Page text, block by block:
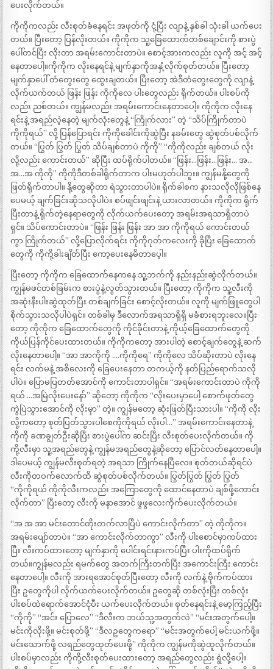
ပေးလိုက်တယ်။
ကိုကိုကလည်း လီးစုတ်ခံနေရင်း အဖုတ်ကို ငုံ့ပြီး လျာနဲ့ နှစ်ခါ သုံးခါ ယက်ပေး
တယ်။ ပြီးတော့ ပြန်လိုးတယ်။ ကိုကိုက သူ့ခြေထောက်တစ်ချောင်းကို စားပွဲ
ပေါ်တင်ပြီး လိုးတာ အရမ်းကောင်းတာပဲ။ စောင့်အားကလည်း လူကို အင့် အင့်
နေတာပေါ့။ကိုကိုက လိုးနေရင်နဲ့ မျက်နှာကိုအနှံ့လိုက်စုတ်တယ်။ ပြီးတော့
မျက်နှာပေါ် တံတွေးတွေ ထွေးချတယ်။ ပြီးတော့ အဲဒီတံတွေးတွေကို လျာနဲ့
လိုက်ယက်တယ် ဖြန်း ဖြန်း ကိုကိုလေ ပါးတွေလည်း ရိုက်တယ်။ ပါးစပ်ကို
လည်း ညစ်တယ်။ ကျွန်မလည်း အရမ်းကောင်းနေတာပေါ့။ ကိုကိုက လိုးနေ
ရင်းနဲ့ အရည်လဲ့နေတဲ့ မျက်လုံးတွေနဲ့ “ကြိုက်လား” တဲ့ “သိပ်ကြိုက်တာပဲ
ကိုကိုရယ်” လို့ ပြန်ပြောရင်း ကိုကိုခေါင်းကိုဆွဲပြီး နခမ်းတွေ ဆွဲစုတ်ပစ်လိုက်
တယ်။ “ပြွတ် ပြွတ် ပြွတ် သိပ်ချစ်တာပဲ ကိုကို” “ကိုကိုလည်း ချစ်တယ် လိုး
လို့လည်း ကောင်းတယ်” ဆိုပြီး ထပ်ရိုက်ပါတယ်။ “ဖြန်း…ဖြန်း…ဖြန်း… အ…
အ…အ ကိုကို” ကိုကိုဒီတစ်ခါရိုက်တာက ပါးမဟုတ်ပါဘူး။ ကျွန်မနို့တွေကို
ဖြတ်ရိုက်တာပါ။ နို့တွေဆိုတာ ရဲသွားတာပါပဲ။ ရိုက်ခါစက နားသလိုလိုဖြစ်နေ
ပေမယ့် ချက်ခြင်းဆိုသလိုပါပဲ။ စပ်ဖျင်းဖျင်းနဲ့ ယားလာတယ်။ ကိုကိုက ရိုက်
ပြီးတာနဲ့ ရိုက်တဲ့နေရာတွေကို လိုက်ယက်ပေးတော့ အရမ်းအရသာရှိတာပဲ
ရှင်။ သိပ်ကောင်းတာပဲ။ “ဖြန်း ဖြန်း ဖြန်း အာ အာ ကိုကိုရယ် ကောင်းတယ်
ကွာ ကြိုက်တယ်” လို့ပြောလိုက်ရင်း ကိုကိုဂုတ်ကလေးကို ခိုပြီး ခြေထောက်
တွေကို ကိုကို့ခါးချိတ်ပြီး ကော့ပေးနေမိတာပေ့ါ။
ပြီးတော့ ကိုကိုက ခြေထောက်နေကနေ သူ့ဘက်ကို နည်းနည်းဆွဲလိုက်တယ်။
ကျွန်မဖင်တစ်ခြမ်းက စားပွဲနဲ့လွတ်သွားတယ်။ ပြီးတော့ ကိုကိုက သူ့လီးကို
အဆုံးနီးပါးဆွဲထုတ်ပြီး တစ်ချက်ခြင်း စောင့်လိုးတယ်။ လူကို မျက်ဖြူတွေပါ
စိုက်သွားသလိုပါပဲရှင်။ တစ်ခါမှ ဒီလောက်အရသာရှိရှိ မခံစားရဘူးလေ။ပြီး
တော့ ကိုကိုက ခြေထောက်တွေကို ကိုင်ခိုင်းတာနဲ့ ကိုယ့်ခြေထောက်တွေကို
ကိုယ်ပြန်ကိုင်ပေးထားတယ်။ ကိုကိုကတော့ အားပါတဲ့ စောင့်ချက်တွေနဲ့ ဆက်
လိုးနေတာပေါ့။ “အာ အာကိုကို ….ကိုကိုရေ” ကိုကိုလေ သိပ်ဆိုးတာပဲ လိုးနေ
ရင်း လက်မနဲ့ အစိလေးကို ခြေပေးနေတာ တကယ့်ကို နတ်ပြည်ရောက်သလို
ပါပဲ။ ပြောမပြတတ်အောင်ကို ကောင်းတာပါရှင်။ “အရမ်းကောင်းတာပဲ ကိုကို
ရယ် …အမြဲလိုးပေးနော်” ဆိုတော့ ကိုကိုက “လိုးပေးမှာပေါ့ စောက်ဖုတ်တွေ
ကွဲပြဲသွားအောင်ကို လိုးမှာ” တဲ့။ ကျွန်မတော့ ဆုံးဖြတ်ပြီးသားပါ။ “ကိုကို လိုး
လို့ကတော့ စုတ်ပြတ်သွားပါစေကိုကိုရယ် လိုးပါ…” အရမ်းကောင်းနေတာနဲ့
ကိုကို ခဏချွတ်ဦးဆိုပြီး စားပွဲပေါ်က ဆင်းပြီး လီးစုတ်ပေးလိုက်တယ်။ ကို
ကို့လီးမှာ သူ့အရည်တွေနဲ့ ကျွန်မအရည်တွေနဲ့ဆိုတော့ ပြောင်လတ်နေတာပေါ့။
ဒါပေမယ့် ကျွန်မလီးစုတ်ရတဲ့ အရသာ ကြိုက်နေပြီလေ။ စုတ်တယ်ဆိုရင်ပဲ
လီးကိုတဝက်လောက်ထိ ဆွဲစုတ်ပစ်လိုက်တယ်။ ပြွတ်ပြွတ် ပြွတ် ပြွတ်
“ကိုကိုရယ် ကိုကိုလီးကလည်း အကြောတွေကို ထောင်နေတာပဲ ချစ်ဖို့ကောင်း
လိုက်တာ” ပြီးတော့ လီးကို မနာအောင် ဖွဖွလေးကိုက်ပေးလိုက်တယ်။
“အ အ အာ မင်းတောင်တိုးတက်လာပြီပဲ ကောင်းလိုက်တာ” တဲ့ ကိုကိုက။
အရမ်းပျော်တာပဲ။ “အာ ကောင်းလိုက်တာကွာ” လီးကို ပါးစောင်မှာကပ်ထား
ပြီး လီးကပ်ထားတော့ မျက်နှာကို ပေါင်းရင်းနားကပ်ပြီး ပါးကိုထပ်ရိုက်
တယ်။ကျွန်မလည်း ရမက်တွေ အတက်ကြီးတက်ပြီး အကောင်းကြီး ကောင်း
နေတာပေါ့။ လီးကို အားရအောင်စုတ်ပြီးတော့ လီးကို လက်နဲ့ ဗိုက်ကပ်ထား
ပြီး ဥတွေကိုပါ လိုက်ယက်ပေးလိုက်တယ်။ ဥတွေဆို တစ်လုံးပြီး တစ်လုံး
ပါးစပ်ထဲရောက်အောင်ငုံပီး ယက်ပေးလိုက်တယ်။ စုတ်နေရင်းနဲ့ မော့ကြည့်ပြီး
“ကိုကို” “အင်း ပြောလေ” “ဒီလီးက ဘယ်သူ့အတွက်လဲ” “မင်းအတွက်ပေါ့။
မင်းကိုလိုးဖို့။ မင်းစုတ်ဖို့” “ဒီလဥတွေကရော” “မင်းအတွက်ပေါ့ မင်းယက်ဖို့။
မင်းသောက်ဖို့ လရည်တွေထုတ်ပေးဖို့” ကိုကိုက ကျွန်မကိုဆွဲထူလိုက်တယ်။
ပါးစပ်မှာလည်း ကိုကို့လီးစုတ်ပေးထားတော့ အရည်တွေလည်း ရွဲလို့ပေါ့။